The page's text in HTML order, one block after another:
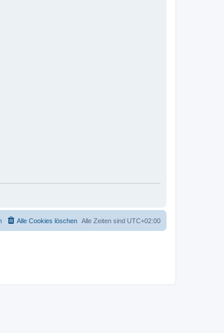
Alle Zeiten sind UTC+02:00
Alle Cookies löschen